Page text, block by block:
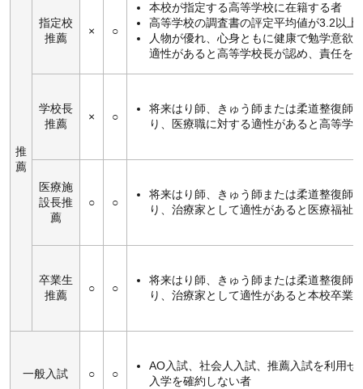
推
薦
指定校
推薦
× ○
本校が指定する高等学校に在籍する者
高等学校の調査書の評定平均値が3.2以上
人物が優れ、心身ともに健康で勉学意欲
適性があると高等学校長が認め、責任を
学校長
推薦
× ○
将来はり師、きゅう師または柔道整復師
り、医療職に対する適性があると高等学
医療施
設長推
薦
○ ○
将来はり師、きゅう師または柔道整復師
り、治療家として適性があると医療福祉
卒業生
推薦
○ ○
将来はり師、きゅう師または柔道整復師
り、治療家として適性があると本校卒業
一般入試 ○ ○
AO入試、社会人入試、推薦入試を利用せ
入学を確約しない者